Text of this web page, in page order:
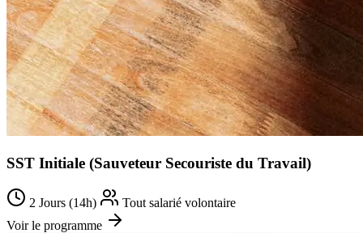
SST Initiale (Sauveteur Secouriste du Travail)
2 Jours (14h)
Tout salarié volontaire
Voir le programme